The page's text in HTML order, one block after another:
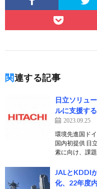
関連する記事
日立ソリュ
ルに支援す
2023.09.25
環境先進国ド
国内初提供 日
素に向け、課
JALとKDDI
化、22年度